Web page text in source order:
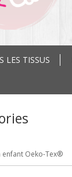
LES TISSUS
enfant Oeko-Tex®